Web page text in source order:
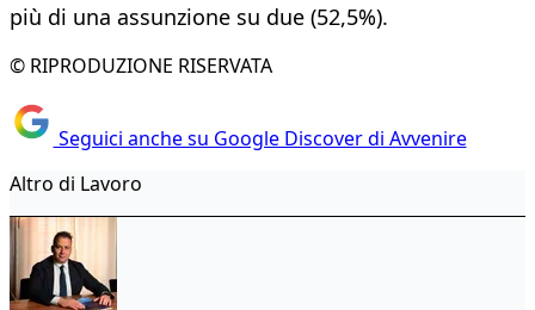
più di una assunzione su due (52,5%).
© RIPRODUZIONE RISERVATA
Seguici anche su Google Discover di Avvenire
Altro di Lavoro